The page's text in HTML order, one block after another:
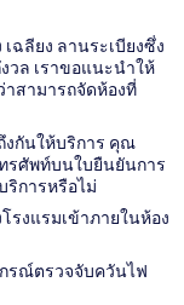
ฉลียง ลานระเบียงซึ่ง
วล เราขอแนะนำให้
สามารถจัดห้องที่
งกันให้บริการ คุณ
รศัพท์บนใบยืนยันการ
ริการหรือไม่
งแรมเข้าภายในห้อง
กรณ์ตรวจจับควันไฟ